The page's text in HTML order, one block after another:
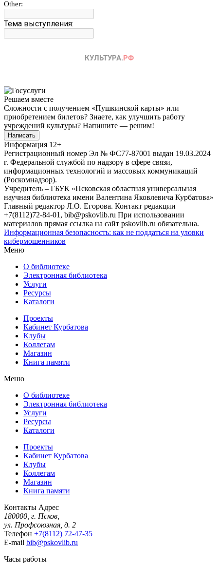
Решаем вместе
Сложности с получением «Пушкинской карты» или
приобретением билетов? Знаете, как улучшить работу
учреждений культуры? Напишите — решим!
Написать
Информация 12+
Регистрационный номер Эл № ФС77-87001 выдан 19.03.2024
г. Федеральной службой по надзору в сфере связи,
информационных технологий и массовых коммуникаций
(Роскомнадзор).
Учредитель – ГБУК «Псковская областная универсальная
научная библиотека имени Валентина Яковлевича Курбатова»
Главный редактор Л.О. Егорова. Контакт редакции
+7(8112)72-84-01, bib@pskovlib.ru При использовании
материалов прямая ссылка на сайт pskovlib.ru обязательна.
Информационная безопасность: как не поддаться на уловки
кибермошенников
Меню
О библиотеке
Электронная библиотека
Услуги
Ресурсы
Каталоги
Проекты
Кабинет Курбатова
Клубы
Коллегам
Магазин
Книга памяти
Меню
О библиотеке
Электронная библиотека
Услуги
Ресурсы
Каталоги
Проекты
Кабинет Курбатова
Клубы
Коллегам
Магазин
Книга памяти
Контакты Адрес
180000, г. Псков,
ул. Профсоюзная, д. 2
Телефон +7(8112) 72-47-35
E-mail bib@pskovlib.ru
Часы работы